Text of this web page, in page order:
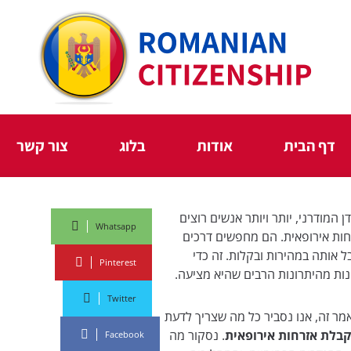
דף הבית אודות בלוג צור קשר
המודרני, יותר ויותר אנשים רוצים
אירופאית. הם מחפשים דרכים
אותה במהירות ובקלות. זה כדי
מהיתרונות הרבים שהיא מציעה.
זה, אנו נסביר כל מה שצריך לדעת
קבלת אזרחות אירופאית. נסקור מה
Whatsapp
Pinterest
Twitter
Facebook